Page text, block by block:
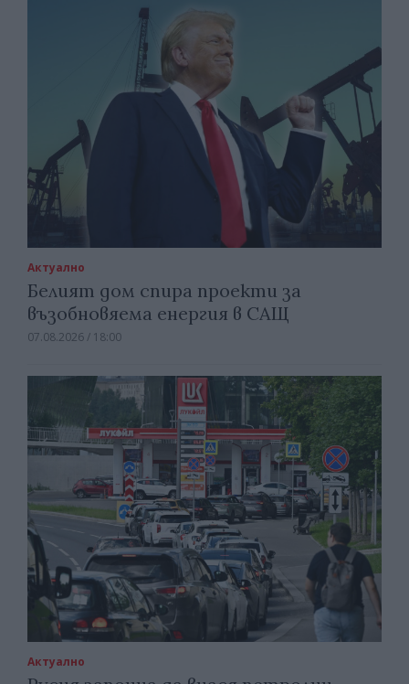
Актуално
Белият дом спира проекти за
възобновяема енергия в САЩ
07.08.2026 / 18:00
Актуално